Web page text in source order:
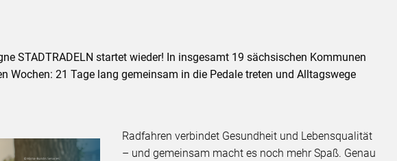
STADTRADELN startet wieder! In insgesamt 19 sächsischen Kommunen
Wochen: 21 Tage lang gemeinsam in die Pedale treten und Alltagswege
Radfahren verbindet Gesundheit und Lebensqualität
– und gemeinsam macht es noch mehr Spaß. Genau